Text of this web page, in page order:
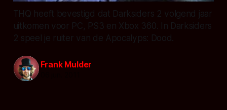
THQ heeft bevestigd dat Darksiders 2 volgend jaar
uitkomen voor PC, PS3 en Xbox 360. In Darksiders
2 speel je ruiter van de Apocalyps: Dood.
Frank Mulder